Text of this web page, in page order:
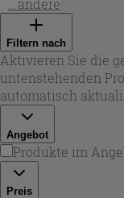
warmen
finden Sie vor
durch hohe
Küche, Bad, Flur
harmonischer,
...andere
Filtern nach
Aktivieren Sie die
untenstehenden
automatisch
Angebot
Produkte im
Preis